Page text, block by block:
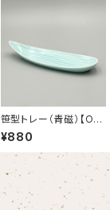
笹型トレー（青磁）【OU
TLET】
¥880